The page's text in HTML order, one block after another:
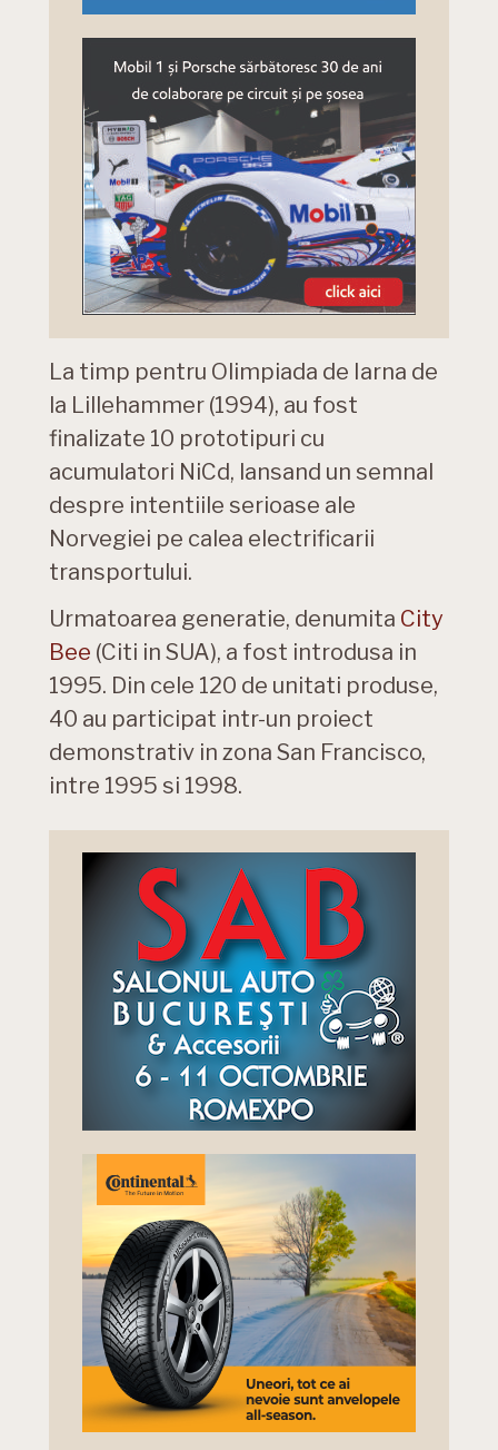
La timp pentru Olimpiada de Iarna de
la Lillehammer (1994), au fost
finalizate 10 prototipuri cu
acumulatori NiCd, lansand un semnal
despre intentiile serioase ale
Norvegiei pe calea electrificarii
transportului.
Urmatoarea generatie, denumita City
Bee (Citi in SUA), a fost introdusa in
1995. Din cele 120 de unitati produse,
40 au participat intr-un proiect
demonstrativ in zona San Francisco,
intre 1995 si 1998.